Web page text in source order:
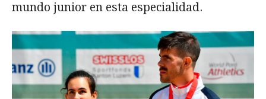
mundo junior en esta especialidad.